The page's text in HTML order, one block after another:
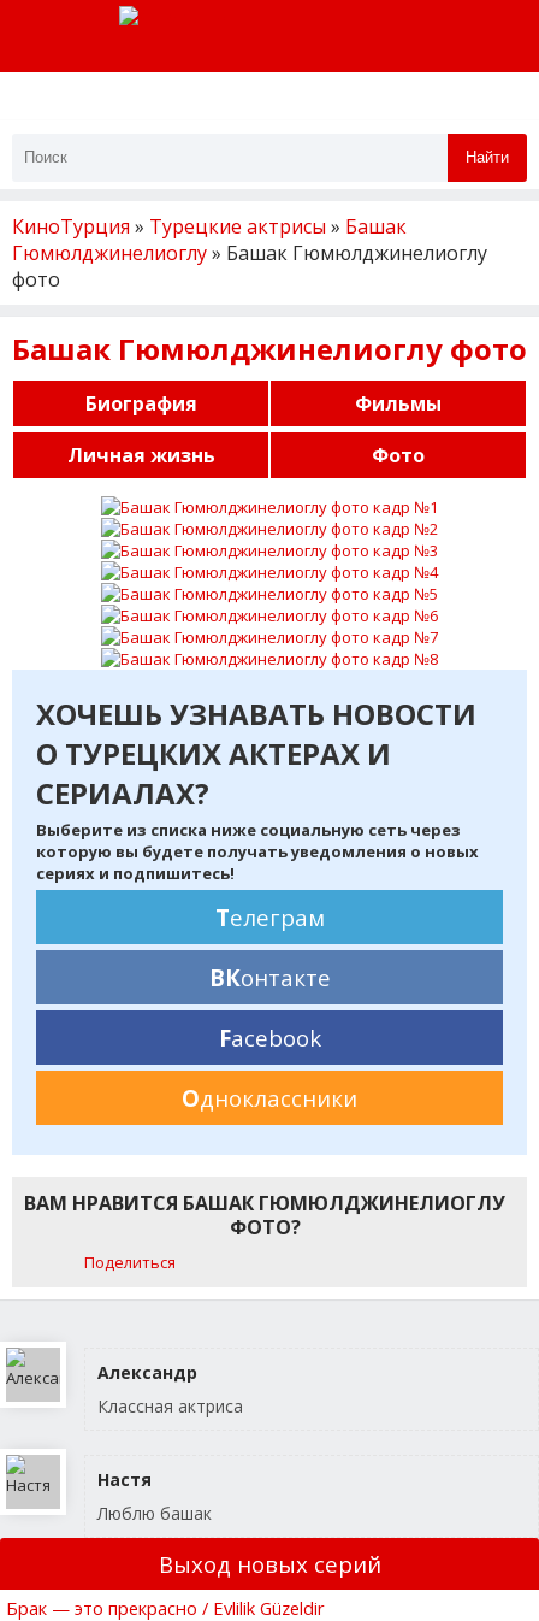
Найти
КиноТурция » Турецкие актрисы » Башак
Гюмюлджинелиоглу» Башак Гюмюлджинелиоглу
фото
Башак Гюмюлджинелиоглу фото
Биография
Фильмы
Личная жизнь
Фото
ХОЧЕШЬ УЗНАВАТЬ НОВОСТИ
О ТУРЕЦКИХ АКТЕРАХ И
СЕРИАЛАХ?
Выберите из списка ниже социальную сеть через
которую вы будете получать уведомления о новых
сериях и подпишитесь!
Телеграм
ВКонтакте
Facebook
Одноклассники
ВАМ НРАВИТСЯ БАШАК ГЮМЮЛДЖИНЕЛИОГЛУ
ФОТО?
Поделиться
Александр
Классная актриса
Настя
Люблю башак
Выход новых серий
Брак — это прекрасно / Evlilik Güzeldir